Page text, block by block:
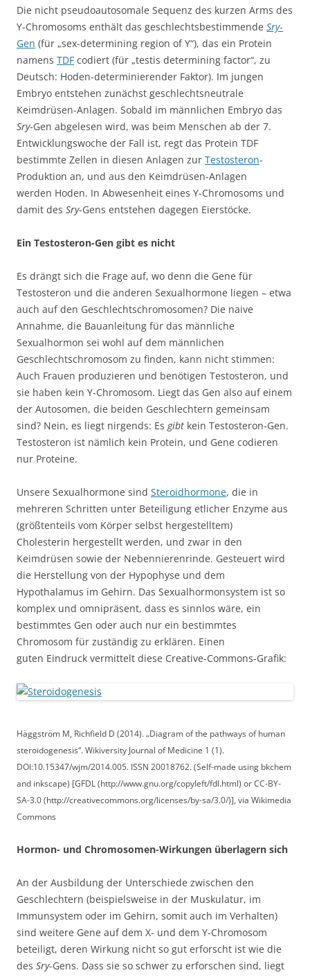
Die nicht pseudoautosomale Sequenz des kurzen Arms des
Y-Chromosoms enthält das geschlechtsbestimmende Sry-
Gen (für „sex-determining region of Y“), das ein Protein
namens TDF codiert (für „testis determining factor“, zu
Deutsch: Hoden-determinierender Faktor). Im jungen
Embryo entstehen zunächst geschlechtsneutrale
Keimdrüsen-Anlagen. Sobald im männlichen Embryo das
Sry-Gen abgelesen wird, was beim Menschen ab der 7.
Entwicklungswoche der Fall ist, regt das Protein TDF
bestimmte Zellen in diesen Anlagen zur Testosteron-
Produktion an, und aus den Keimdrüsen-Anlagen
werden Hoden. In Abwesenheit eines Y-Chromosoms und
damit des Sry-Gens entstehen dagegen Eierstöcke.
Ein Testosteron-Gen gibt es nicht
Es drängt sich die Frage auf, wo denn die Gene für
Testosteron und die anderen Sexualhormone liegen – etwa
auch auf den Geschlechtschromosomen? Die naive
Annahme, die Bauanleitung für das männliche
Sexualhormon sei wohl auf dem männlichen
Geschlechtschromosom zu finden, kann nicht stimmen:
Auch Frauen produzieren und benötigen Testosteron, und
sie haben kein Y-Chromosom. Liegt das Gen also auf einem
der Autosomen, die beiden Geschlechtern gemeinsam
sind? Nein, es liegt nirgends: Es gibt kein Testosteron-Gen.
Testosteron ist nämlich kein Protein, und Gene codieren
nur Proteine.
Unsere Sexualhormone sind Steroidhormone, die in
mehreren Schritten unter Beteiligung etlicher Enzyme aus
(größtenteils vom Körper selbst hergestelltem)
Cholesterin hergestellt werden, und zwar in den
Keimdrüsen sowie der Nebennierenrinde. Gesteuert wird
die Herstellung von der Hypophyse und dem
Hypothalamus im Gehirn. Das Sexualhormonsystem ist so
komplex und omnipräsent, dass es sinnlos wäre, ein
bestimmtes Gen oder auch nur ein bestimmtes
Chromosom für zuständig zu erklären. Einen
guten Eindruck vermittelt diese Creative-Commons-Grafik:
Häggström M, Richfield D (2014). „Diagram of the pathways of human
steroidogenesis“. Wikiversity Journal of Medicine 1 (1).
DOI:10.15347/wjm/2014.005. ISSN 20018762. (Self-made using bkchem
and inkscape) [GFDL (http://www.gnu.org/copyleft/fdl.html) or CC-BY-
SA-3.0 (http://creativecommons.org/licenses/by-sa/3.0/)], via Wikimedia
Commons
Hormon- und Chromosomen-Wirkungen überlagern sich
An der Ausbildung der Unterschiede zwischen den
Geschlechtern (beispielsweise in der Muskulatur, im
Immunsystem oder im Gehirn, somit auch im Verhalten)
sind weitere Gene auf dem X- und dem Y-Chromosom
beteiligt, deren Wirkung nicht so gut erforscht ist wie die
des Sry-Gens. Dass sie so schwer zu erforschen sind, liegt